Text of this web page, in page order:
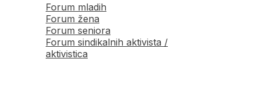
Forum mladih
Forum žena
Forum seniora
Forum sindikalnih aktivista /
aktivistica